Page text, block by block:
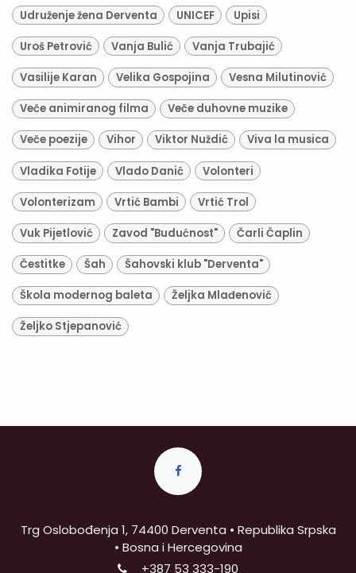
Udruženje žena Derventa UNICEF Upisi
Uroš Petrović Vanja Bulić Vanja Trubajić
Vasilije Karan Velika Gospojina Vesna Milutinović
Veče animiranog filma Veče duhovne muzike
Veče poezije Vihor Viktor Nuždić Viva la musica
Vladika Fotije Vlado Danić Volonteri
Volonterizam Vrtić Bambi Vrtić Trol
Vuk Pijetlović Zavod "Budućnost" Čarli Čaplin
Čestitke Šah Šahovski klub "Derventa"
Škola modernog baleta Željka Mlađenović
Željko Stjepanović
Trg Oslobođenja 1, 74400 Derventa • Republika Srpska
• Bosna i Hercegovina
+387 53 333-190